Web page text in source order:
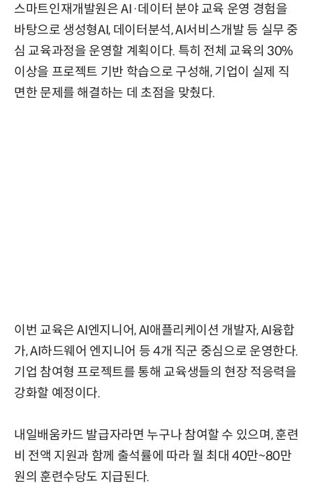
스마트인재개발원은 AI·데이터 분야 교육 운영 경험을
바탕으로 생성형AI, 데이터분석, AI서비스개발 등 실무 중
심 교육과정을 운영할 계획이다. 특히 전체 교육의 30%
이상을 프로젝트 기반 학습으로 구성해, 기업이 실제 직
면한 문제를 해결하는 데 초점을 맞췄다.
이번 교육은 AI엔지니어, AI애플리케이션 개발자, AI융합
가, AI하드웨어 엔지니어 등 4개 직군 중심으로 운영한다.
기업 참여형 프로젝트를 통해 교육생들의 현장 적응력을
강화할 예정이다.
내일배움카드 발급자라면 누구나 참여할 수 있으며, 훈련
비 전액 지원과 함께 출석률에 따라 월 최대 40만~80만
원의 훈련수당도 지급된다.